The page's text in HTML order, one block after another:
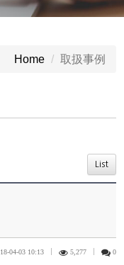
Home 取扱事例
List
18-04-03 10:13 5,277 0